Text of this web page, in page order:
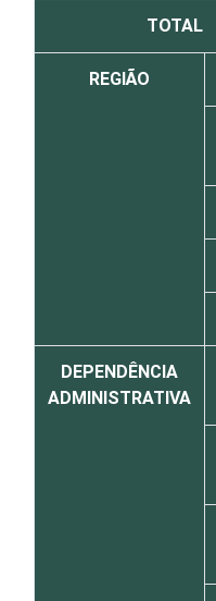
TOTAL
REGIÃO
DEPENDÊNCIA
ADMINISTRATIVA